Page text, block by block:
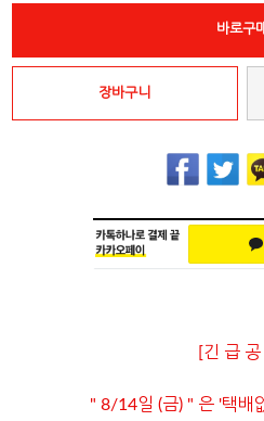
바로구
장바구니
[긴 급 공
" 8/14일 (금) " 은 '택배